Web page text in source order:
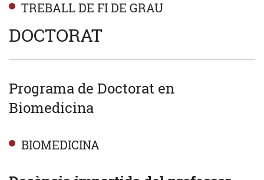
TREBALL DE FI DE GRAU
DOCTORAT
Programa de Doctorat en
Biomedicina
BIOMEDICINA